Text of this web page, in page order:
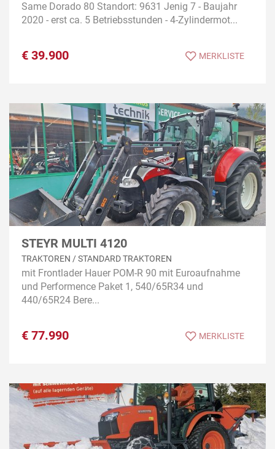
Same Dorado 80 Standort: 9631 Jenig 7 - Baujahr
2020 - erst ca. 5 Betriebsstunden - 4-Zylindermot...
€ 39.900 MERKLISTE
STEYR MULTI 4120
TRAKTOREN / STANDARD TRAKTOREN
mit Frontlader Hauer POM-R 90 mit Euroaufnahme
und Performence Paket 1, 540/65R34 und
440/65R24 Bere...
€ 77.990 MERKLISTE